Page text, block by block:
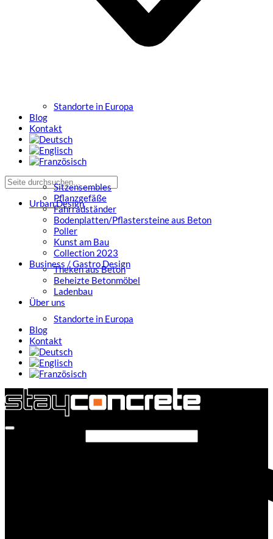
Standorte in Europa
Blog
Kontakt
Urban Design
Sitzensembles
Pflanzgefäße
Fahrradständer
Bodenplatten/Pflastersteine aus Beton
Poller
Kunst am Bau
Collection 2023
Business / Gastro Design
Theken aus Beton
Beheizte Betonmöbel
Ladenbau
Über uns
Standorte in Europa
Blog
Kontakt